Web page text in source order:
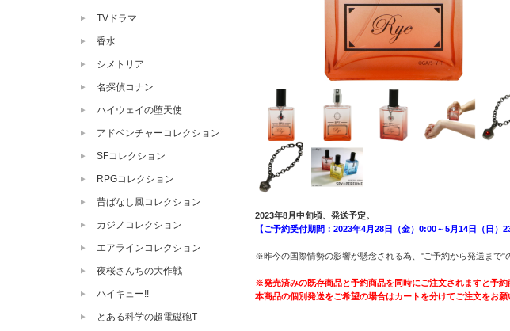
2023年8月中旬頃、発送予定。
【ご予約受付期間：2023年4月28日（金）0:00～5月14日（日）
※昨今の国際情勢の影響が懸念される為、"ご予約から発送まで"
※発売済みの既存商品と予約商品を同時にご注文されますと予約
本商品の個別発送をご希望の場合はカートを分けてご注文をお願
TVドラマ
香水
シメトリア
名探偵コナン
ハイウェイの堕天使
アドベンチャーコレクション
SFコレクション
RPGコレクション
昔ばなし風コレクション
カジノコレクション
エアラインコレクション
夜桜さんちの大作戦
ハイキュー!!
とある科学の超電磁砲T